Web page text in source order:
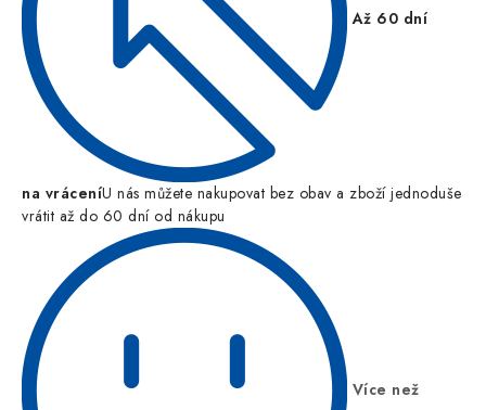
Až 60 dní
na vráceníU nás můžete nakupovat bez obav a zboží jednoduše
vrátit až do 60 dní od nákupu
Více než